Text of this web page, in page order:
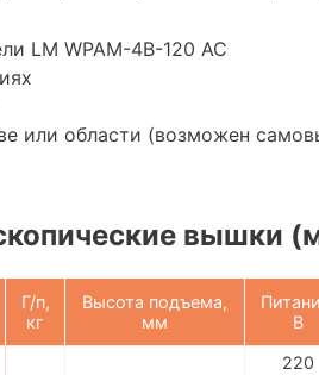
LM WPAM-4B-120 AC
или области (возможен
вышки
Г/п,
кг
Высота подъема,
мм
В
220